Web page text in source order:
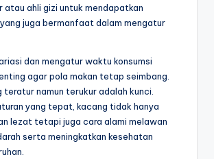
atau ahli gizi untuk mendapatkan
juga bermanfaat dalam mengatur
dan mengatur waktu konsumsi
agar pola makan tetap seimbang.
teratur namun terukur adalah kunci.
yang tepat, kacang tidak hanya
lezat tetapi juga cara alami melawan
serta meningkatkan kesehatan